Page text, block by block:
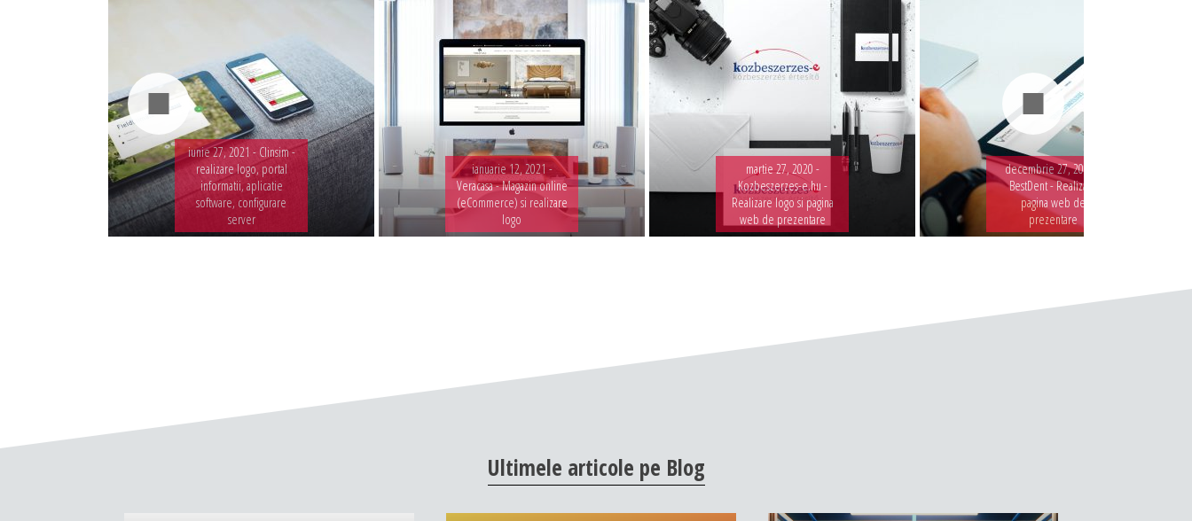
iunie 27, 2021 - Clinsim -
realizare logo, portal
informatii, aplicatie
software, configurare
server
ianuarie 12, 2021 -
Veracasa - Magazin online
(eCommerce) si realizare
logo
martie 27, 2020 -
Kozbeszerzes-e.hu -
Realizare logo si pagina
web de prezentare
decembrie 27, 2019 -
BestDent - Realizare
pagina web de
prezentare
Ultimele articole pe Blog